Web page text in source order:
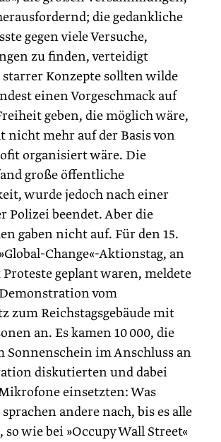
die gedankliche
gegen viele Versuche,
zu finden, verteidigt
Konzepte sollten wilde
einen Vorgeschmack auf
geben, die möglich wäre,
nicht mehr auf der Basis von
organisiert wäre. Die
große öffentliche
wurde jedoch nach einer
Polizei beendet. Aber die
gaben nicht auf. Für den 15.
Change«-Aktionstag, an
geplant waren, meldete
vom
zum Reichstagsgebäude mit
an. Es kamen 10 000, die
Sonnenschein im Anschluss an
diskutierten und dabei
einsetzten: Was
andere nach, bis es alle
wie bei »Occupy Wall Street«